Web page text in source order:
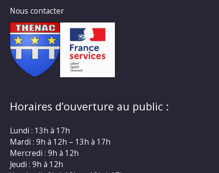
Nous contacter
Horaires d’ouverture au public :
Lundi : 13h à 17h
Mardi : 9h à 12h – 13h à 17h
Mercredi : 9h à 12h
Jeudi : 9h à 12h